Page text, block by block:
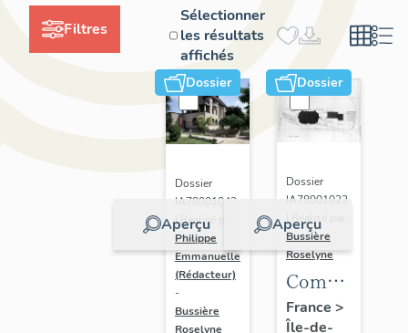
Filtres
Sélectionner
les résultats
affichés
Dossier
Aperçu
Dossier
IA78001043
| Réalisé par
Philippe
Emmanuelle
(Rédacteur)
-
Bussière
Roselyne
Dossier
Aperçu
Dossier
IA78001022
Bussière
Roselyne
Complexe
sportif
France >
Île-de-